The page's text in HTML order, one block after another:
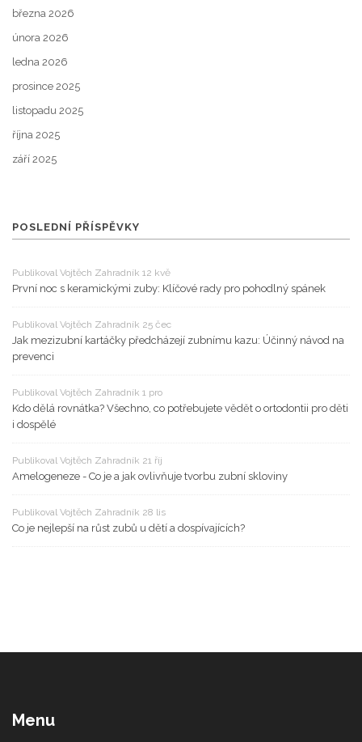
března 2026
února 2026
ledna 2026
prosince 2025
listopadu 2025
října 2025
září 2025
POSLEDNÍ PŘÍSPĚVKY
Publikoval Vojtěch Zahradník 12 kvě
První noc s keramickými zuby: Klíčové rady pro pohodlný spánek
Publikoval Vojtěch Zahradník 25 čec
Jak mezizubní kartáčky předcházejí zubnímu kazu: Účinný návod na
prevenci
Publikoval Vojtěch Zahradník 1 pro
Kdo dělá rovnátka? Všechno, co potřebujete vědět o ortodontii pro děti
i dospělé
Publikoval Vojtěch Zahradník 21 říj
Amelogeneze - Co je a jak ovlivňuje tvorbu zubní skloviny
Publikoval Vojtěch Zahradník 28 lis
Co je nejlepší na růst zubů u dětí a dospívajících?
Menu